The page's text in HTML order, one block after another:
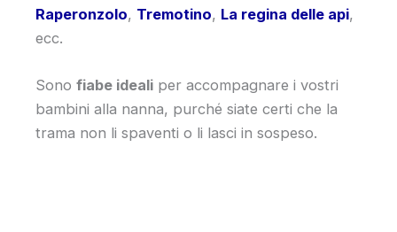
Raperonzolo, Tremotino, La regina delle api,
ecc.
Sono fiabe ideali per accompagnare i vostri
bambini alla nanna, purché siate certi che la
trama non li spaventi o li lasci in sospeso.